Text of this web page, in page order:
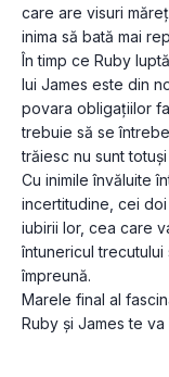
care are visuri
inima să bată mai
În timp ce Ruby
lui James este din
povara obligațiilor
trebuie să se
trăiesc nu sunt
Cu inimile învăluite
incertitudine, cei
iubirii lor, cea care
întunericul
împreună.
Marele final al
Ruby și James te